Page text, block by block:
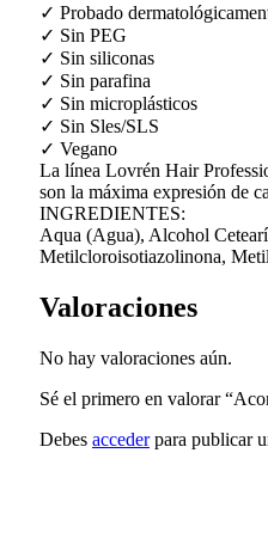
✓ Probado
✓ Sin PEG
✓ Sin siliconas
✓ Sin parafina
✓ Sin microplásticos
✓ Sin Sles/SLS
✓ Vegano
La línea Lovrén Hair
son la máxima expresión de
INGREDIENTES:
Aqua (Agua), Alcohol
Metilcloroisotiazolinona,
Valoraciones
No hay valoraciones aún.
Sé el primero en valorar
Debes accederpara publicar